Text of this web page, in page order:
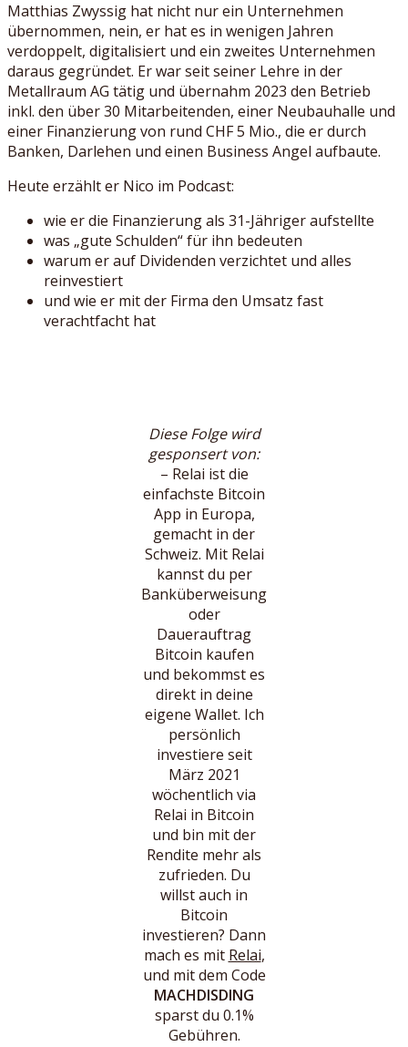
Matthias Zwyssig hat nicht nur ein Unternehmen
übernommen, nein, er hat es in wenigen Jahren
verdoppelt, digitalisiert und ein zweites Unternehmen
daraus gegründet. Er war seit seiner Lehre in der
Metallraum AG tätig und übernahm 2023 den Betrieb
inkl. den über 30 Mitarbeitenden, einer Neubauhalle und
einer Finanzierung von rund CHF 5 Mio., die er durch
Banken, Darlehen und einen Business Angel aufbaute.
Heute erzählt er Nico im Podcast:
wie er die Finanzierung als 31-Jähriger aufstellte
was „gute Schulden“ für ihn bedeuten
warum er auf Dividenden verzichtet und alles
reinvestiert
und wie er mit der Firma den Umsatz fast
verachtfacht hat
Diese Folge wird
gesponsert von:
– Relai ist die
einfachste Bitcoin
App in Europa,
gemacht in der
Schweiz. Mit Relai
kannst du per
Banküberweisung
oder
Dauerauftrag
Bitcoin kaufen
und bekommst es
direkt in deine
eigene Wallet. Ich
persönlich
investiere seit
März 2021
wöchentlich via
Relai in Bitcoin
und bin mit der
Rendite mehr als
zufrieden. Du
willst auch in
Bitcoin
investieren? Dann
mach es mit Relai,
und mit dem Code
MACHDISDING
sparst du 0.1%
Gebühren.